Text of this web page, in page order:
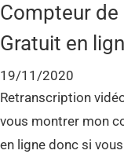
Compteur
Gratuit en
19/11/2020
Retranscription
vous montrer mon
en ligne donc si